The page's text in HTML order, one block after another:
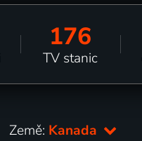
176
TV stanic
Země: Kanada